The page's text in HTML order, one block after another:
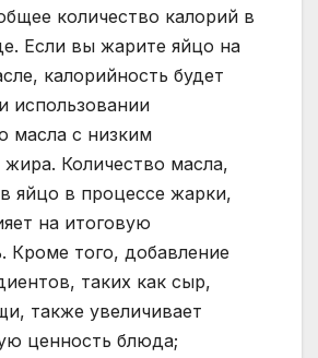
количество калорий в
Если вы жарите яйцо на
калорийность будет
использовании
масла с низким
Количество масла,
яйцо в процессе жарки,
на итоговую
Кроме того, добавление
таких как сыр,
также увеличивает
ценность блюда;